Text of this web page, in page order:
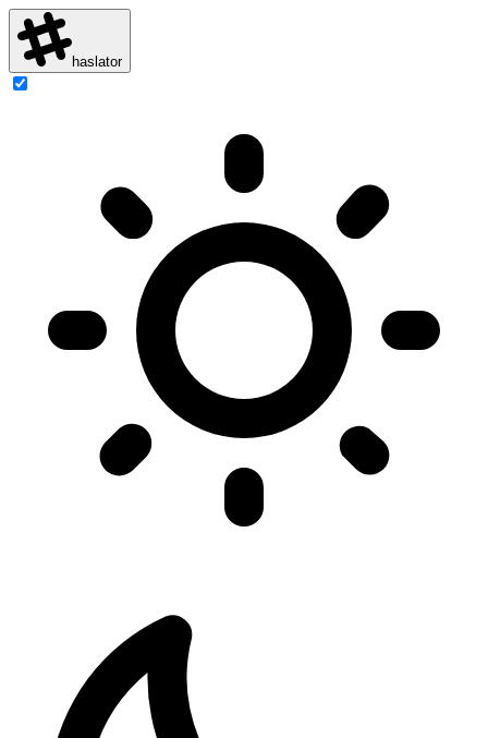
haslator